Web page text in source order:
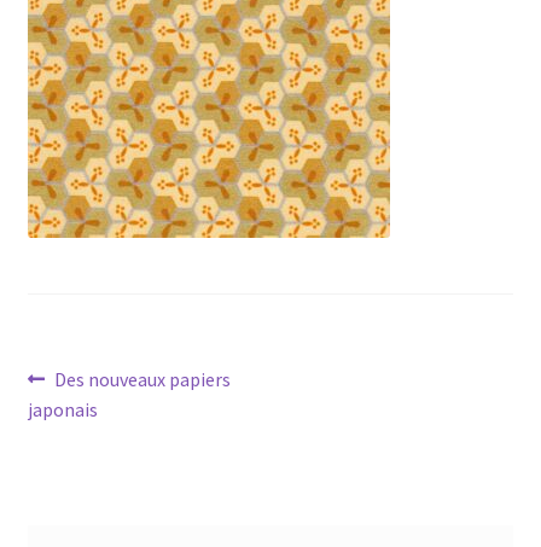
Navigation
de
Article
précédent :
Des nouveaux papiers
japonais